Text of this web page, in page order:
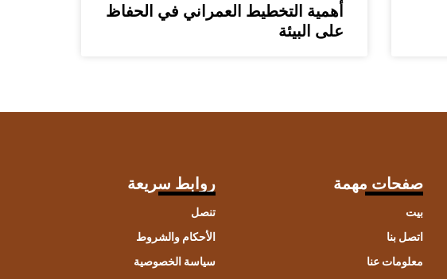
أهمية التخطيط العمراني في الحفاظ
على البيئة
صفحات مهمة
بيت
اتصل بنا
معلومات عنا
روابط سريعة
تنصل
الأحكام والشروط
سياسة الخصوصية